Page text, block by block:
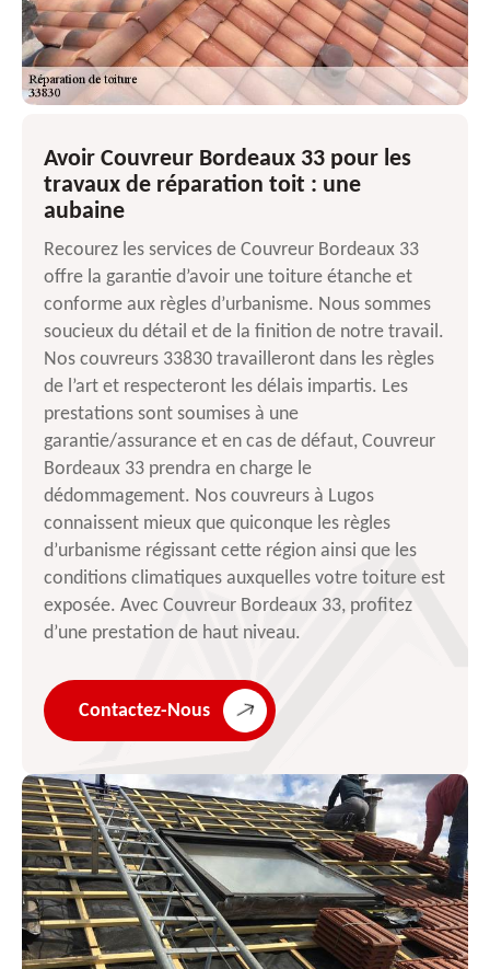
Avoir Couvreur Bordeaux 33 pour les
travaux de réparation toit : une
aubaine
Recourez les services de Couvreur Bordeaux 33
offre la garantie d’avoir une toiture étanche et
conforme aux règles d’urbanisme. Nous sommes
soucieux du détail et de la finition de notre travail.
Nos couvreurs 33830 travailleront dans les règles
de l’art et respecteront les délais impartis. Les
prestations sont soumises à une
garantie/assurance et en cas de défaut, Couvreur
Bordeaux 33 prendra en charge le
dédommagement. Nos couvreurs à Lugos
connaissent mieux que quiconque les règles
d’urbanisme régissant cette région ainsi que les
conditions climatiques auxquelles votre toiture est
exposée. Avec Couvreur Bordeaux 33, profitez
d’une prestation de haut niveau.
Contactez-Nous